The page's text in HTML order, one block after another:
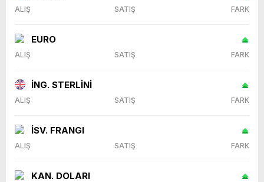
ALIŞ SATIŞ FARK
EURO
ALIŞ SATIŞ FARK
İNG. STERLİNİ
ALIŞ SATIŞ FARK
İSV. FRANGI
ALIŞ SATIŞ FARK
KAN. DOLARI